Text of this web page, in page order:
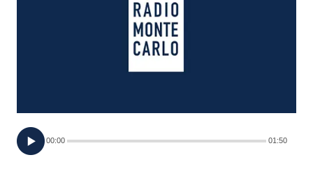
TV
PRINCIPATO
00:00 01:50